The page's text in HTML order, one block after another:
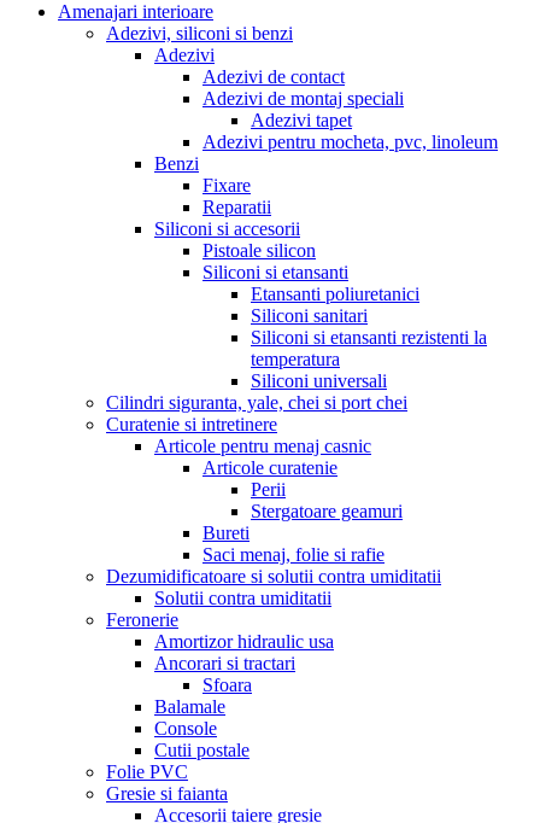
Amenajari interioare
Adezivi, siliconi si benzi
Adezivi
Adezivi de contact
Adezivi de montaj speciali
Adezivi tapet
Adezivi pentru mocheta, pvc, linoleum
Benzi
Fixare
Reparatii
Siliconi si accesorii
Pistoale silicon
Siliconi si etansanti
Etansanti poliuretanici
Siliconi sanitari
Siliconi si etansanti rezistenti la
temperatura
Siliconi universali
Cilindri siguranta, yale, chei si port chei
Curatenie si intretinere
Articole pentru menaj casnic
Articole curatenie
Perii
Stergatoare geamuri
Bureti
Saci menaj, folie si rafie
Dezumidificatoare si solutii contra umiditatii
Solutii contra umiditatii
Feronerie
Amortizor hidraulic usa
Ancorari si tractari
Sfoara
Balamale
Console
Cutii postale
Folie PVC
Gresie si faianta
Accesorii taiere gresie